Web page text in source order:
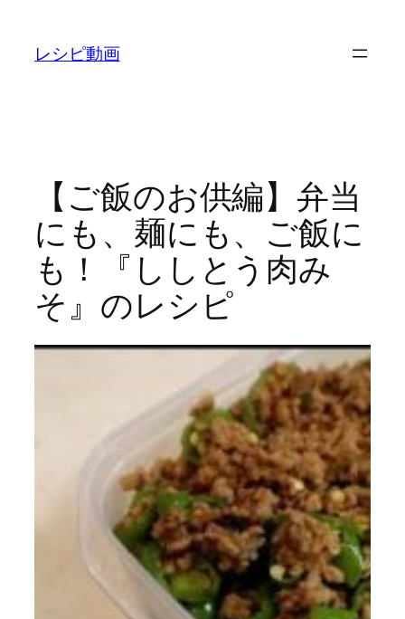
レシピ動画
【ご飯のお供編】弁当
にも、麺にも、ご飯に
も！『ししとう肉み
そ』のレシピ